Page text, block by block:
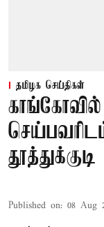
தமிழக செய்திகள்
Published on: 08 Aug